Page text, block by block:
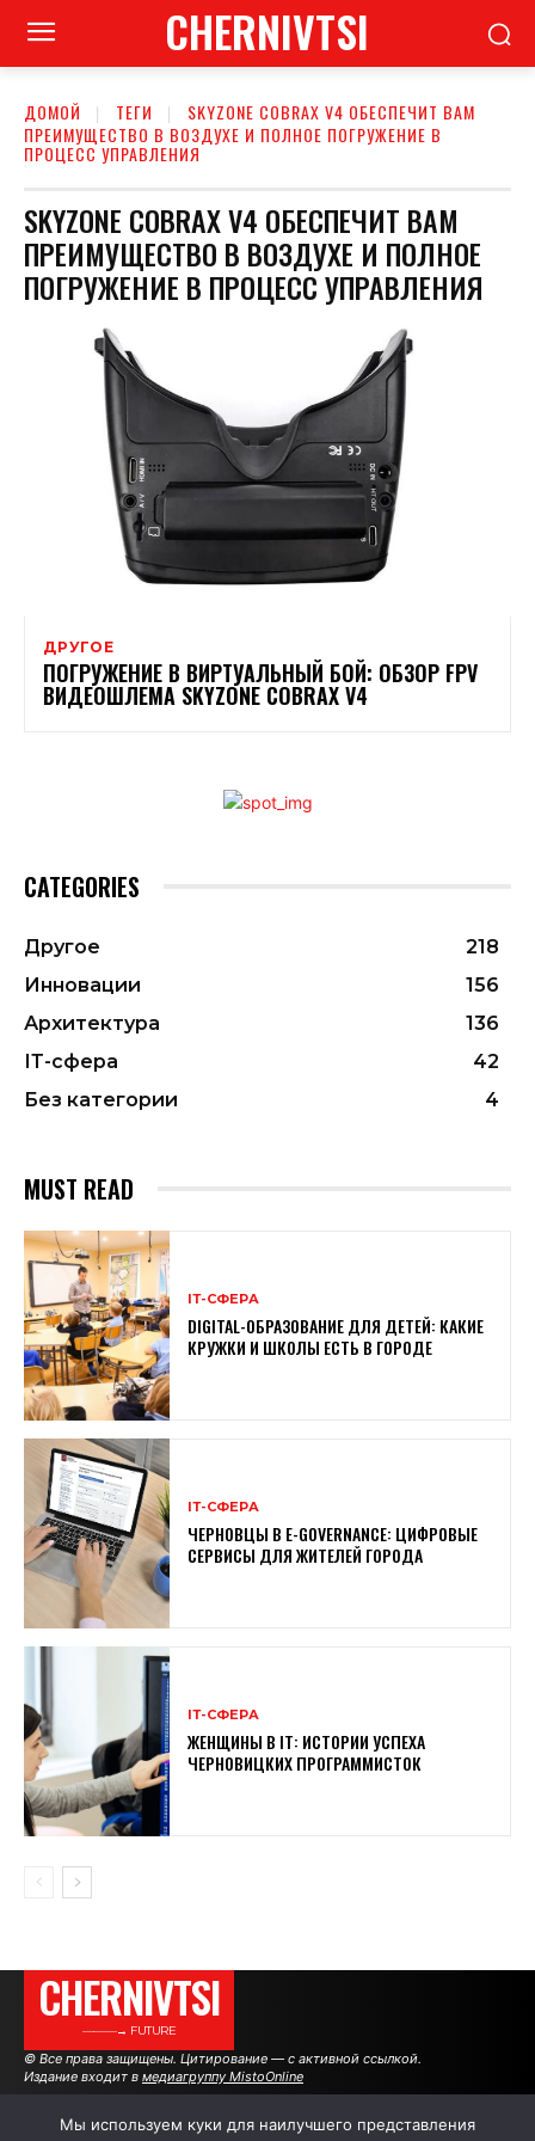
CHERNIVTSI
ДОМОЙ ТЕГИ
SKYZONE COBRAX V4 ОБЕСПЕЧИТ ВАМ
ПРЕИМУЩЕСТВО В ВОЗДУХЕ И ПОЛНОЕ ПОГРУЖЕНИЕ В
ПРОЦЕСС УПРАВЛЕНИЯ
SKYZONE COBRAX V4 ОБЕСПЕЧИТ ВАМ
ПРЕИМУЩЕСТВО В ВОЗДУХЕ И ПОЛНОЕ
ПОГРУЖЕНИЕ В ПРОЦЕСС УПРАВЛЕНИЯ
ДРУГОЕ
ПОГРУЖЕНИЕ В ВИРТУАЛЬНЫЙ БОЙ: ОБЗОР FPV
ВИДЕОШЛЕМА SKYZONE COBRAX V4
CATEGORIES
Другое
218
Инновации
156
Архитектура
136
ІТ-сфера
42
Без категории
4
MUST READ
ІТ-СФЕРА
DIGITAL-ОБРАЗОВАНИЕ ДЛЯ ДЕТЕЙ: КАКИЕ
КРУЖКИ И ШКОЛЫ ЕСТЬ В ГОРОДЕ
ІТ-СФЕРА
ЧЕРНОВЦЫ В E-GOVERNANCE: ЦИФРОВЫЕ
СЕРВИСЫ ДЛЯ ЖИТЕЛЕЙ ГОРОДА
ІТ-СФЕРА
ЖЕНЩИНЫ В ІТ: ИСТОРИИ УСПЕХА
ЧЕРНОВИЦКИХ ПРОГРАММИСТОК
CHERNIVTSI
———→ FUTURE
© Все права защищены. Цитирование — с активной ссылкой.
Издание входит в медиагруппу MistoOnline
Мы используем куки для наилучшего представления